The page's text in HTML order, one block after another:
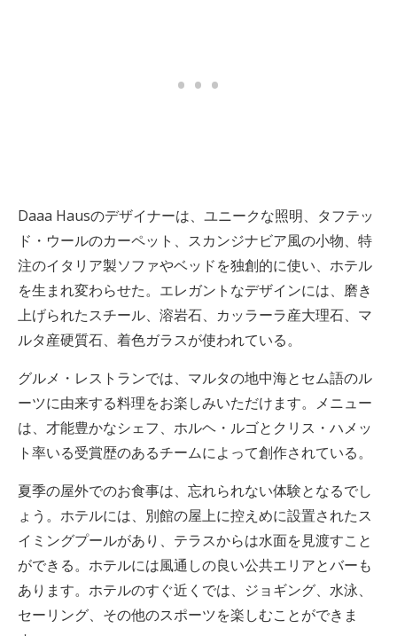
Daaa Hausのデザイナーは、ユニークな照明、タフテッ
ド・ウールのカーペット、スカンジナビア風の小物、特
注のイタリア製ソファやベッドを独創的に使い、ホテル
を生まれ変わらせた。エレガントなデザインには、磨き
上げられたスチール、溶岩石、カッラーラ産大理石、マ
ルタ産硬質石、着色ガラスが使われている。
グルメ・レストランでは、マルタの地中海とセム語のル
ーツに由来する料理をお楽しみいただけます。メニュー
は、才能豊かなシェフ、ホルヘ・ルゴとクリス・ハメッ
ト率いる受賞歴のあるチームによって創作されている。
夏季の屋外でのお食事は、忘れられない体験となるでし
ょう。ホテルには、別館の屋上に控えめに設置されたス
イミングプールがあり、テラスからは水面を見渡すこと
ができる。ホテルには風通しの良い公共エリアとバーも
あります。ホテルのすぐ近くでは、ジョギング、水泳、
セーリング、その他のスポーツを楽しむことができま